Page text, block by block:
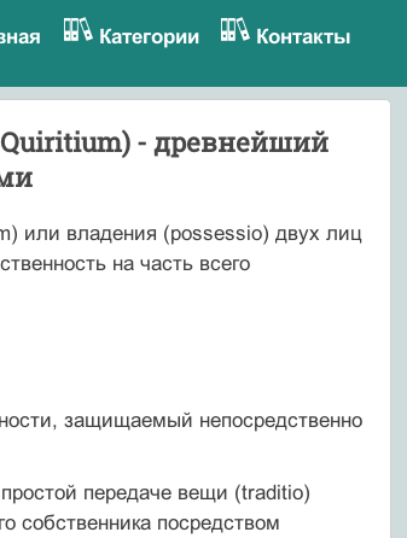
Категории Контакты
Quiritium) - древнейший
или владения (possessio) двух лиц
на часть всего
защищаемый непосредственно
передаче вещи (traditio)
собственника посредством